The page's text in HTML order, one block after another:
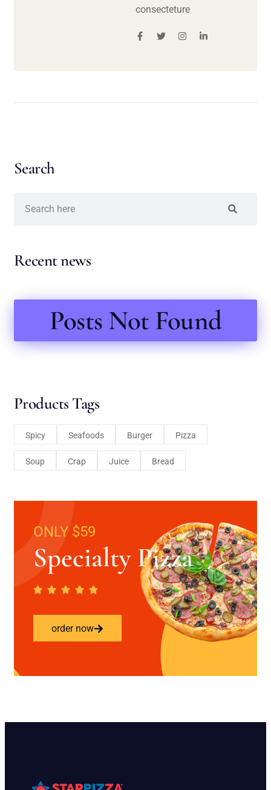
consecteture
Search
Recent news
Posts Not Found
Products Tags
Spicy Seafoods Burger Pizza
Soup Crap Juice Bread
ONLY $59
Specialty Pizza
order now